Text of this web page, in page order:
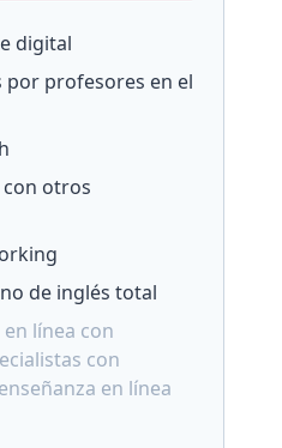
digital
por profesores en el
con otros
de inglés total
en línea con
con
en línea